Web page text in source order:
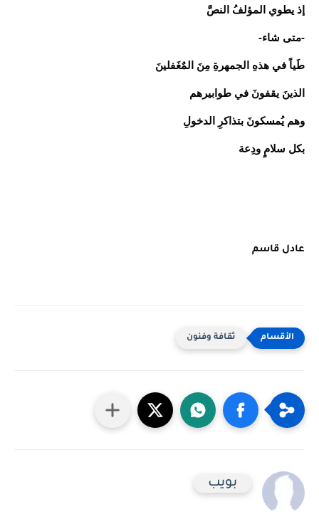
إذ يطوي المؤلفُ النصَّ
-متى شاء-
طَياً في هذهِ الجمهرةِ مِنَ المٌغَفلينَ
الذينَ يقفونَ في طوابيرهم
وهم يُمسكونَ بتذاكرِ الدخولِ
بكل سلامٍ ودِعة
عادل قاسم
ثقافة وفنون
بويب